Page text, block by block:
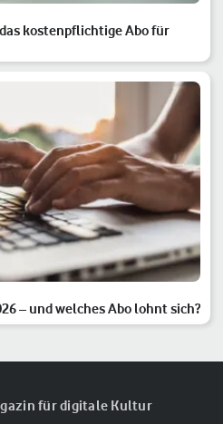
kostenpflichtige Abo für
– und welches Abo lohnt sich?
für digitale Kultur